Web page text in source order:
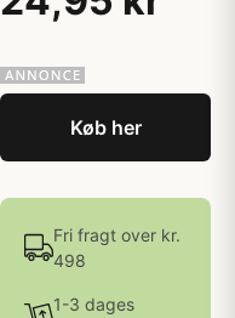
Køb her
Fri fragt over kr.
498
1-3 dages